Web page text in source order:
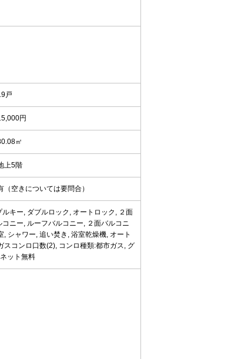
戸
円
㎡
上5階
（空きについては要問合）
キー, ダブルロック, オートロック, ２面
ニー, ルーフバルコニー, ２面バルコニ
シャワー, 追い焚き, 浴室乾燥機, オート
スコンロ口数(2), コンロ種類:都市ガス, グ
ット無料